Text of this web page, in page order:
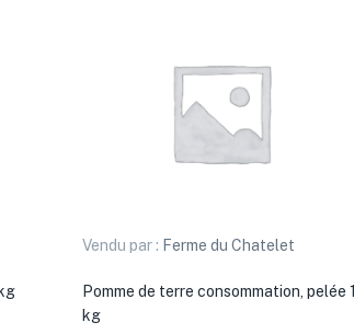
Vendu par : Ferme du Chatelet
Pomme de terre consommation, pelée 1
kg